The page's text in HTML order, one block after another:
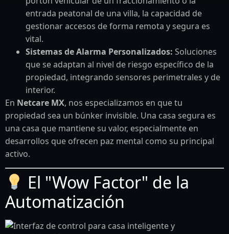
entrada peatonal de una villa, la capacidad de
gestionar accesos de forma remota y segura es
vital.
Sistemas de Alarma Personalizados: Soluciones
que se adaptan al nivel de riesgo específico de la
propiedad, integrando sensores perimetrales y de
interior.
En Netcare MX, nos especializamos en que tu
propiedad sea un búnker invisible. Una casa segura es
una casa que mantiene su valor, especialmente en
desarrollos que ofrecen paz mental como su principal
activo.
El "Wow Factor" de la
Automatización